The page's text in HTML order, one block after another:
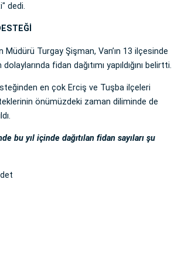
dedi.
Müdürü Turgay Şişman, Van’ın 13 ilçesinde
fidan dağıtımı yapıldığını belirtti.
en çok Erciş ve Tuşba ilçeleri
önümüzdeki zaman diliminde de
bu yıl içinde dağıtılan fidan sayıları şu